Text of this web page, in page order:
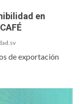
en
de exportación